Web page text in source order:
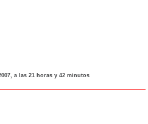
a las 21 horas y 42 minutos